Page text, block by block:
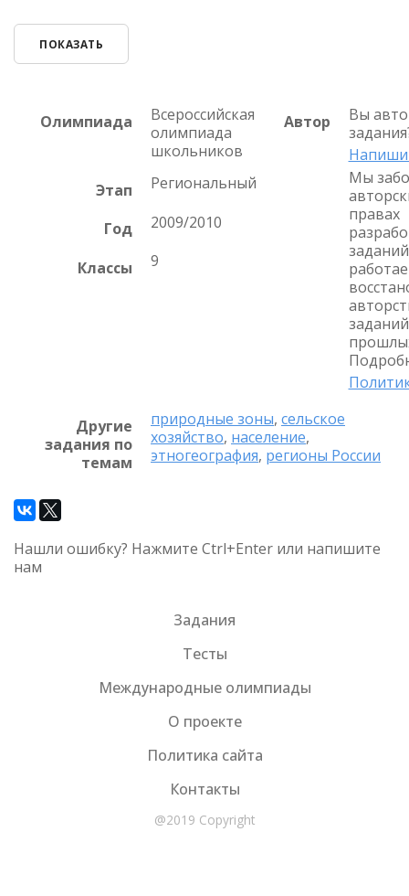
ПОКАЗАТЬ
Олимпиада
Всероссийская
олимпиада
школьников
Этап
Региональный
Год 2009/2010
Классы 9
Автор
Вы
Мы
правах
заданий
Другие
задания по
темам
природные зоны, сельское
хозяйство, население,
этногеография, регионы России
Нашли ошибку? Нажмите Ctrl+Enter или напишите
нам
Задания
Тесты
Международные олимпиады
О проекте
Политика сайта
Контакты
@2019 Copyright